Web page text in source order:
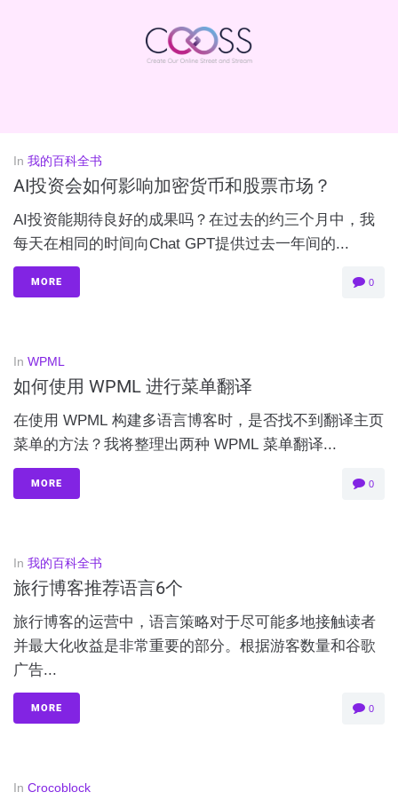
In 我的百科全书
AI投资会如何影响加密货币和股票市场？
AI投资能期待良好的成果吗？在过去的约三个月中，我
每天在相同的时间向Chat GPT提供过去一年间的...
MORE 0
In WPML
如何使用 WPML 进行菜单翻译
在使用 WPML 构建多语言博客时，是否找不到翻译主页
菜单的方法？我将整理出两种 WPML 菜单翻译...
MORE 0
In 我的百科全书
旅行博客推荐语言6个
旅行博客的运营中，语言策略对于尽可能多地接触读者
并最大化收益是非常重要的部分。根据游客数量和谷歌
广告...
MORE 0
In Crocoblock